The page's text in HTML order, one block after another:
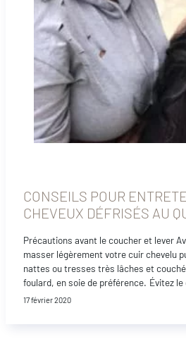
CONSEILS POUR
CHEVEUX DÉFRISÉS AU
Précautions avant le coucher et lever
masser légèrement votre cuir chevelu
nattes ou tresses très lâches et
foulard, en soie de préférence. Évitez
17 février 2020